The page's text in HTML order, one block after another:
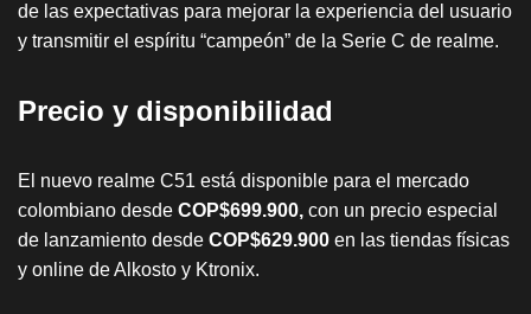
de las expectativas para mejorar la experiencia del usuario
y transmitir el espíritu “campeón” de la Serie C de realme.
Precio y disponibilidad
El nuevo realme C51 está disponible para el mercado
colombiano desde COP$699.900, con un precio especial
de lanzamiento desde COP$629.900 en las tiendas físicas
y online de Alkosto y Ktronix.